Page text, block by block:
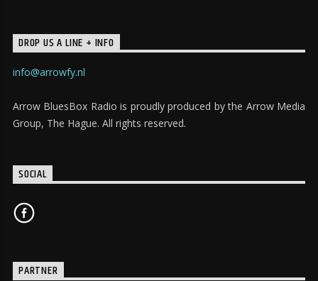
DROP US A LINE + INFO
info@arrowfy.nl
Arrow BluesBox Radio is proudly produced by the Arrow Media
Group, The Hague. All rights reserved.
SOCIAL
PARTNER